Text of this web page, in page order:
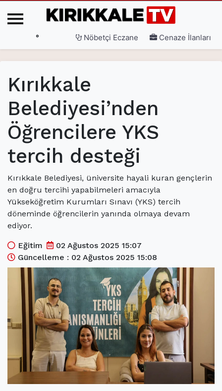
3. Sayfa(current)
Gündem(current)
Siyaset(current)
(current)
Spor(current)
(current)
Kültür Sanat
Teknoloji(current)
Özel Haber(current)
Dünya (current)
Yerel(current)
İller(current)
° Nöbetçi Eczane Cenaze İlanları
Kırıkkale
Belediyesi’nden
Öğrencilere YKS
tercih desteği
Kırıkkale Belediyesi, üniversite hayali kuran gençlerin
en doğru tercihi yapabilmeleri amacıyla
Yükseköğretim Kurumları Sınavı (YKS) tercih
döneminde öğrencilerin yanında olmaya devam
ediyor.
Eğitim
02 Ağustos 2025 15:07
Güncelleme : 02 Ağustos 2025 15:08